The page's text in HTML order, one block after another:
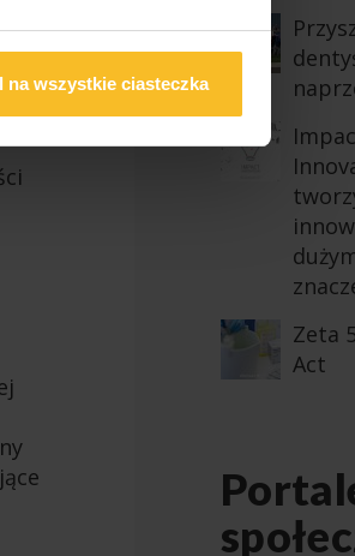
na wszystkie ciasteczka
z
Zeta
Act